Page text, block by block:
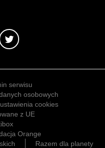
serwisu
osobowych
cookies
z UE
Orange
Razem dla planety